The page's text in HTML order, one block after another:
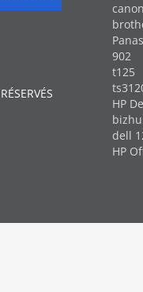
canon
902
t125
HP
dell
HP